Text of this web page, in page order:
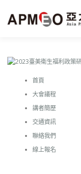
SERVICE
首頁
大會議程
講者簡歷
交通資訊
聯絡我們
線上報名